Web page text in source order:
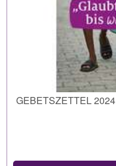
GEBETSZETTEL 2024